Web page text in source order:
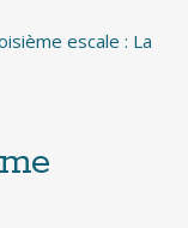
escale : La